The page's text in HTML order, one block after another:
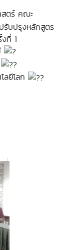
สตร์ คณะ
รับปรุงหลักสูตร
ที่ 1
ลยีโลก